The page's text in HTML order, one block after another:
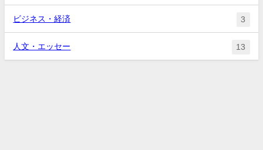
ビジネス・経済 3
人文・エッセー 13